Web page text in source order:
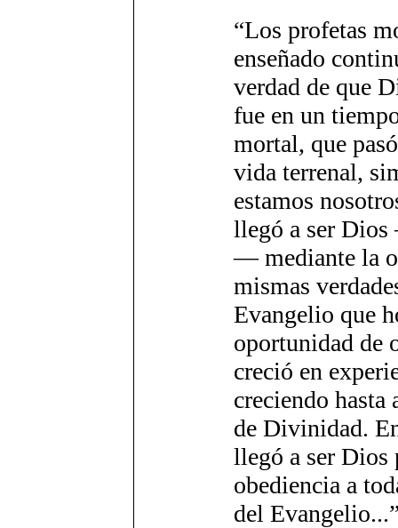
“Los profetas
enseñado
verdad de que
fue en un
mortal, que
vida terrenal,
estamos
llegó a ser
— mediante la
mismas
Evangelio que
oportunidad de
creció en
creciendo hasta
de Divinidad.
llegó a ser Dios
obediencia a
del